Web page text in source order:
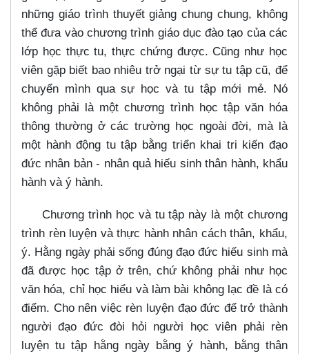
những giáo trình thuyết giảng chung chung, không
thể đưa vào chương trình giáo dục đào tạo của các
lớp học thực tu, thực chứng được. Cũng như học
viên gặp biết bao nhiêu trở ngại từ sự tu tập cũ, để
chuyển mình qua sự học và tu tập mới mẻ. Nó
không phải là một chương trình học tập văn hóa
thông thường ở các trường học ngoài đời, mà là
một hành động tu tập bằng triển khai tri kiến đạo
đức nhân bản - nhân quả hiếu sinh thân hành, khẩu
hành và ý hành.
Chương trình học và tu tập này là một chương
trình rèn luyện và thực hành nhân cách thân, khẩu,
ý. Hằng ngày phải sống đúng đạo đức hiếu sinh mà
đã được học tập ở trên, chứ không phải như học
văn hóa, chỉ học hiểu và làm bài không lạc đề là có
điểm. Cho nên việc rèn luyện đạo đức để trở thành
người đạo đức đòi hỏi người học viên phải rèn
luyện tu tập hằng ngày bằng ý hành, bằng thân